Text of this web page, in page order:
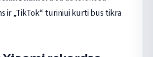
ir „TikTok“ turiniui kurti bus tikra